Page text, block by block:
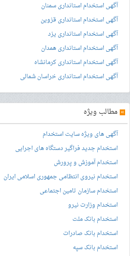
آگهی استخدام استانداری سمنان
آگهی استخدام استانداری قزوین
آگهی استخدام استانداری یزد
آگهی استخدام استانداری همدان
آگهی استخدام استانداری کرمانشاه
آگهی استخدام استانداری خراسان شمالی
» مطالب ویژه
آگهی های ویژه سایت استخدام
استخدام جدید فراگیر دستگاه های اجرایی
استخدام آموزش و پرورش
استخدام نیروی انتظامی جمهوری اسلامی ایران
استخدام سازمان تامین اجتماعی
استخدام وزارت نیرو
استخدام بانک ملت
استخدام بانک صادرات
استخدام بانک سپه